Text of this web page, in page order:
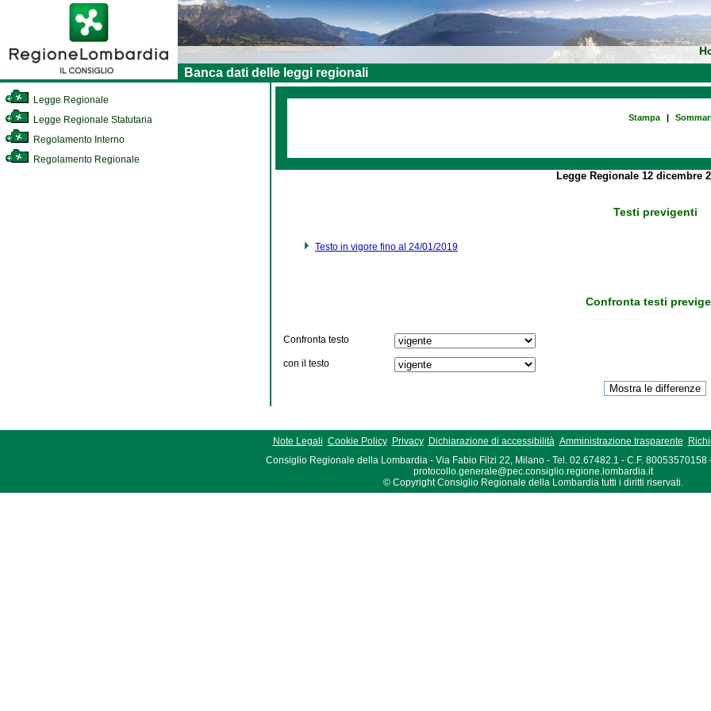
Banca dati delle leggi regionali
Legge Regionale
Legge Regionale Statutaria
Regolamento Interno
Regolamento Regionale
Stampa |
Legge Regionale 12 dicembre
Testi previgenti
Testo in vigore fino al 24/01/2019
Confronta testi
Confronta testo
con il testo
Note Legali Cookie Policy Privacy Dichiarazione di accessibilità Amministrazione trasparente
Consiglio Regionale della Lombardia - Via Fabio Filzi 22, Milano - Tel. 02.67482.1 - C.F. 80053570158
protocollo.generale@pec.consiglio.regione.lombardia.it
© Copyright Consiglio Regionale della Lombardia tutti i diritti riservati.